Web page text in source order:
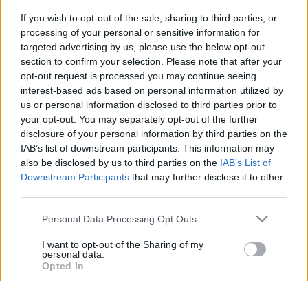
If you wish to opt-out of the sale, sharing to third parties, or
processing of your personal or sensitive information for
targeted advertising by us, please use the below opt-out
section to confirm your selection. Please note that after your
opt-out request is processed you may continue seeing
interest-based ads based on personal information utilized by
us or personal information disclosed to third parties prior to
your opt-out. You may separately opt-out of the further
disclosure of your personal information by third parties on the
IAB’s list of downstream participants. This information may
also be disclosed by us to third parties on the IAB’s List of
Downstream Participants that may further disclose it to other
Please note that this website/app uses one or more Google
not limited to your visit or usage behaviour. You may click to
grant or deny consent to Google and its third-party tags to
use your data for below specified purposes in below Google
Personal Data Processing Opt Outs
I want to opt-out of the Sharing of my
personal data.
Opted In
ÍGY TARTANAK NYITVA TAVASSZAL ÉS ŐSSZEL
A GYŐRI HULLADÉKUDVAROK
2023. március. 30. 07:59
A Reptéri úti hulladékudvar technikai okok miatt zárva van.
PERT NYERT AZ UGYTUDJUK: NEM
TITKOLÓZHAT TOVÁBB A GYŐR-SZOL ÉS A
GYHG
2023. március. 03. 15:41
Első fokon elveszítette a közérdekű adatigénylés megtagadása
miatt indított pert a városüzmeletetésért és a
szemétszállításért felelős cég is.
SEM A GYŐR-SZOL, SEM A GYHG NEM AKARJA
ELÁRULNI, MILYEN ALVÁLLALKOZÓKKAL
2023. január. 18. 12:04
Megkérdeztük, elutasították: szerintük nem kezelnek ilyen
kimutatást.